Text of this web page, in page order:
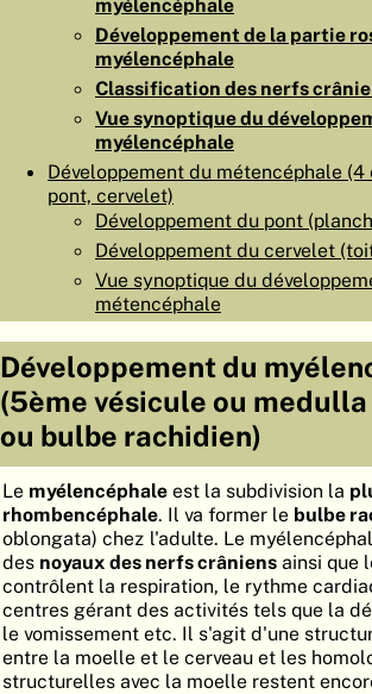
ATLAS
myélencéphale
Développement de la partie
myélencéphale
Classification des nerfs
Vue synoptique du
myélencéphale
Développement du métencéphale (4
pont, cervelet)
Développement du pont
Développement du cervelet
Vue synoptique du
métencéphale
Développement du
(5ème vésicule ou
ou bulbe rachidien)
Le myélencéphale est la subdivision la
rhombencéphale. Il va former le bulbe
oblongata) chez l'adulte. Le
des noyaux des nerfs crâniens ainsi que
contrôlent la respiration, le rythme
centres gérant des activités tels que la
le vomissement etc. Il s'agit d'une
entre la moelle et le cerveau et les
structurelles avec la moelle restent